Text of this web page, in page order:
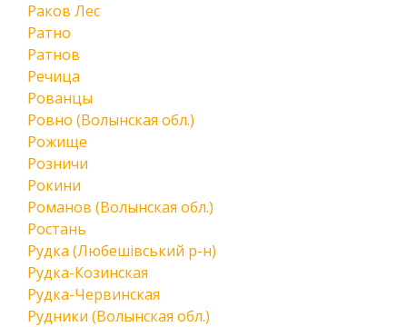
Раков Лес
Ратно
Ратнов
Речица
Рованцы
Ровно (Волынская обл.)
Рожище
Розничи
Рокини
Романов (Волынская обл.)
Ростань
Рудка (Любешівський р-н)
Рудка-Козинская
Рудка-Червинская
Рудники (Волынская обл.)